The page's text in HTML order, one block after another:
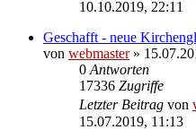
10.10.2019, 22:11
Geschafft - neue
von webmaster»
0 Antworten
17336 Zugriffe
Letzter Beitrag von
15.07.2019, 11:13